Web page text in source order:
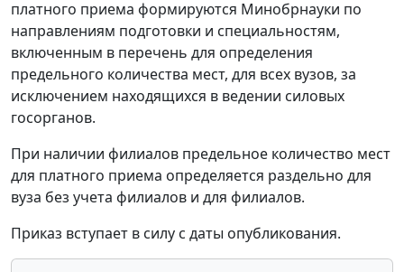
платного приема формируются Минобрнауки по
направлениям подготовки и специальностям,
включенным в перечень для определения
предельного количества мест, для всех вузов, за
исключением находящихся в ведении силовых
госорганов.
При наличии филиалов предельное количество мест
для платного приема определяется раздельно для
вуза без учета филиалов и для филиалов.
Приказ вступает в силу с даты опубликования.